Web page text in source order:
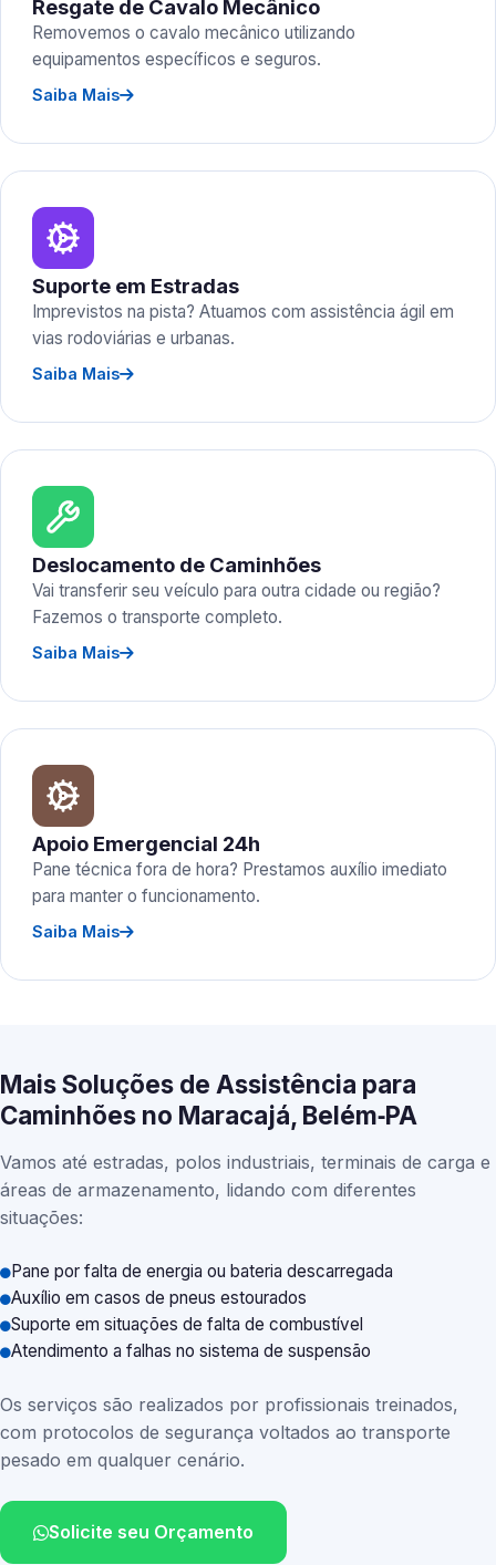
Resgate de Cavalo Mecânico
Removemos o cavalo mecânico utilizando
equipamentos específicos e seguros.
Saiba Mais
Suporte em Estradas
Imprevistos na pista? Atuamos com assistência ágil em
vias rodoviárias e urbanas.
Saiba Mais
Deslocamento de Caminhões
Vai transferir seu veículo para outra cidade ou região?
Fazemos o transporte completo.
Saiba Mais
Apoio Emergencial 24h
Pane técnica fora de hora? Prestamos auxílio imediato
para manter o funcionamento.
Saiba Mais
Mais Soluções de Assistência para
Caminhões no Maracajá, Belém‑PA
Vamos até estradas, polos industriais, terminais de carga e
áreas de armazenamento, lidando com diferentes
situações:
Pane por falta de energia ou bateria descarregada
Auxílio em casos de pneus estourados
Suporte em situações de falta de combustível
Atendimento a falhas no sistema de suspensão
Os serviços são realizados por profissionais treinados,
com protocolos de segurança voltados ao transporte
pesado em qualquer cenário.
Solicite seu Orçamento